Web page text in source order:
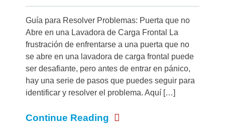
Guía para Resolver Problemas: Puerta que no
Abre en una Lavadora de Carga Frontal La
frustración de enfrentarse a una puerta que no
se abre en una lavadora de carga frontal puede
ser desafiante, pero antes de entrar en pánico,
hay una serie de pasos que puedes seguir para
identificar y resolver el problema. Aquí […]
Continue Reading